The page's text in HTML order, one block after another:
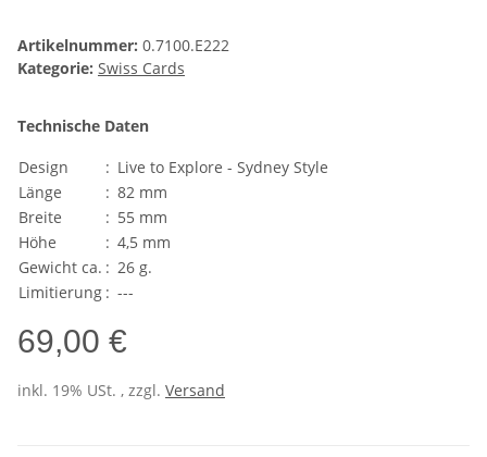
Artikelnummer: 0.7100.E222
Kategorie: Swiss Cards
Technische Daten
Design
: Live to Explore - Sydney Style
Länge
: 82 mm
Breite
: 55 mm
Höhe
: 4,5 mm
Gewicht ca. : 26 g.
Limitierung : ---
69,00 €
inkl. 19% USt. , zzgl. Versand